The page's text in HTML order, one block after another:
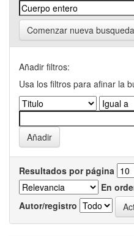
Comenzar nueva busqueda
Añadir filtros:
Usa los filtros para afinar la
Resultados por página
En
Autor/registro